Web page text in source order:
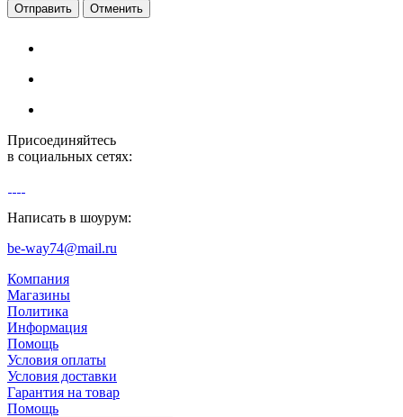
Отменить
Присоединяйтесь
в социальных сетях:
Написать в шоурум:
be-way74@mail.ru
Компания
Магазины
Политика
Информация
Помощь
Условия оплаты
Условия доставки
Гарантия на товар
Помощь